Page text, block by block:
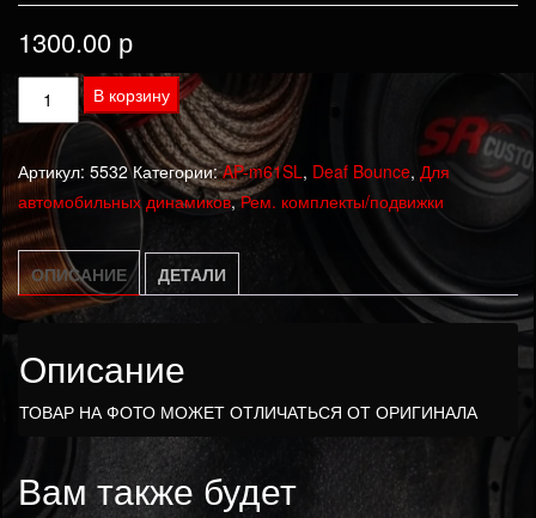
1300.00 р
Количество
товара
Подвижная
часть
Deaf
Bounce
AP-
m61sl
В корзину
Артикул: 5532 Категории:AP-m61SL, Deaf Bounce, Для
автомобильных динамиков,Рем. комплекты/подвижки
ОПИСАНИЕ ДЕТАЛИ
Описание
ТОВАР НА ФОТО МОЖЕТ ОТЛИЧАТЬСЯ ОТ ОРИГИНАЛА
Вам также будет